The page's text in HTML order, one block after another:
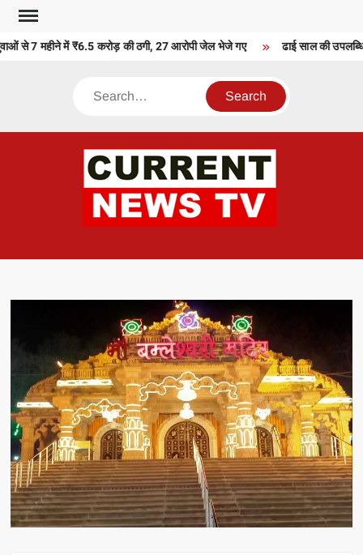
Skip
content
से 7 महीने में ₹6.5 करोड़ की ठगी, 27 आरोपी जेल भेजे गए ढाई साल की
Search